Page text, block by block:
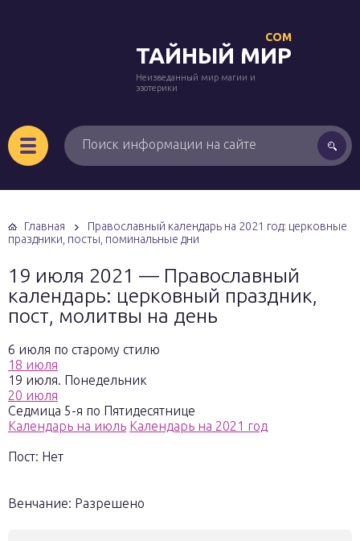
ТАЙНЫЙ МИР
COM
Неизведанный мир магии и
эзотерики
Главная
Православный календарь на 2021 год: церковные
праздники, посты, поминальные дни
19 июля 2021 — Православный
календарь: церковный праздник,
пост, молитвы на день
6 июля по старому стилю
18 июля
19 июля. Понедельник
20 июля
Седмица 5-я по Пятидесятнице
Календарь на июль Календарь на 2021 год
Пост: Нет
Венчание: Разрешено